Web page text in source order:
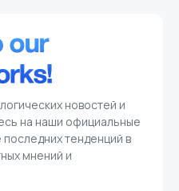
новостей и
на наши официальные
тенденций в
мнений и